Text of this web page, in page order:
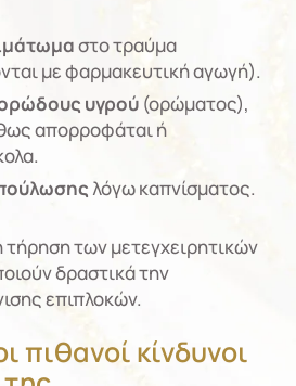
στο τραύμα
με φαρμακευτική αγωγή).
υγρού (ορώματος),
απορροφάται ή
λόγω καπνίσματος.
τήρηση των μετεγχειρητικών
δραστικά την
επιπλοκών.
πιθανοί κίνδυνοι